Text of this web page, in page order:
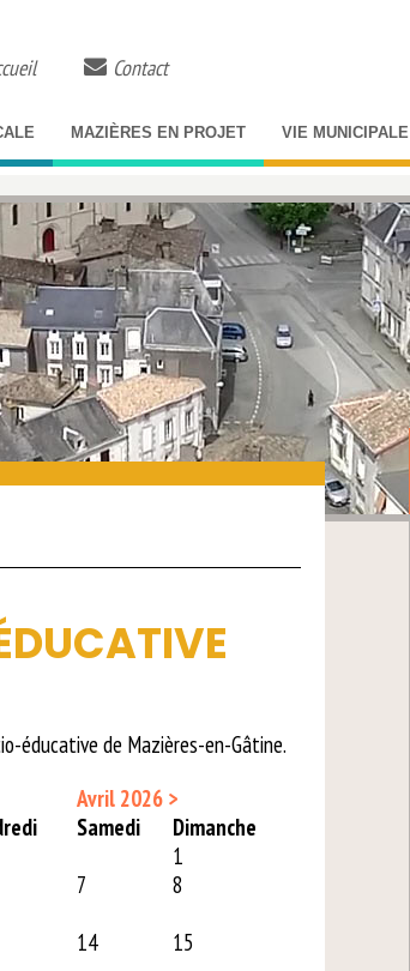
Contact
MAZIÈRES EN PROJET VIE MUNICIPALE
éducative de Mazières-en-Gâtine.
Avril 2026 >
Samedi Dimanche
1
7
8
14
15